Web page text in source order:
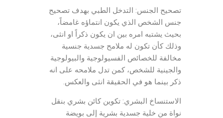
تصحيح الجنس: التدخل الطبي بهدف تصحيح
جنس الشخص الذي يكون انتماؤه غامضاً،
بحيث يشتبه امره بين ان يكون ذكراً او انثى،
وذلك كأن تكون له ملامح جسدية جنسية
مخالفة للخصائص الفسيولوجية والبيولوجية
والجينية للشخص، كمن تدل ملامحه على انه
ذكر بينما هو في الحقيقة انثى والعكس.
الاستنساخ البشري: تكوين كائن بشري بنقل
نواة من خلية جسدية بشرية إلى بويضة